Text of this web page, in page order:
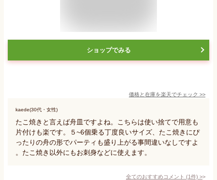
ショップでみる
価格と在庫を楽天でチェック >>
kaede(30代・女性)
たこ焼きと言えば舟皿ですよね。こちらは使い捨てで用意も
片付けも楽です。５~6個乗る丁度良いサイズ、たこ焼きにぴ
ったりの舟の形でパーティも盛り上がる事間違いなしですよ
。たこ焼き以外にもお刺身などに使えます。
全てのおすすめコメント (1件) >